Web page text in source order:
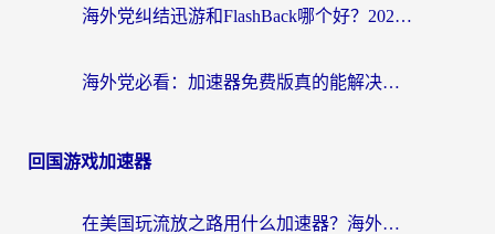
海外党纠结迅游和FlashBack哪个好？2026实用指南教你选对回国加速器
海外党必看：加速器免费版真的能解决回国访问难题吗？附实用选择指南
回国游戏加速器
在美国玩流放之路用什么加速器？海外党国服游戏不卡顿的终极攻略